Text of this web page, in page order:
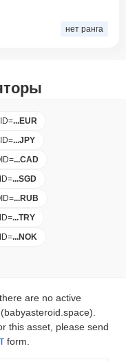
нет ранга
=...EUR
=...JPY
=...CAD
=...SGD
=...RUB
=...TRY
=...NOK
are no active
this asset, please send
form.